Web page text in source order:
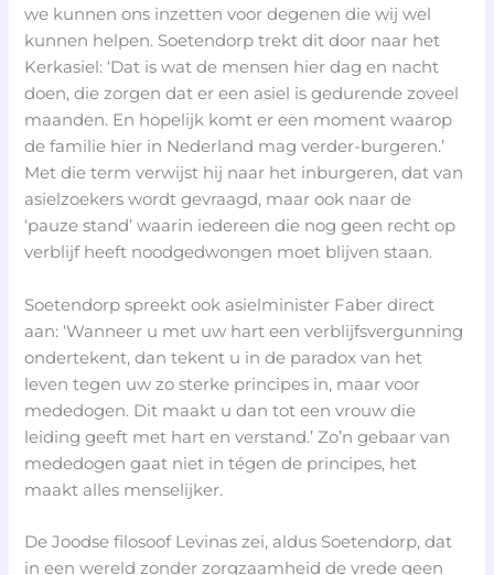
we kunnen ons inzetten voor degenen die wij wel
kunnen helpen. Soetendorp trekt dit door naar het
Kerkasiel: ‘Dat is wat de mensen hier dag en nacht
doen, die zorgen dat er een asiel is gedurende zoveel
maanden. En hopelijk komt er een moment waarop
de familie hier in Nederland mag verder-burgeren.’
Met die term verwijst hij naar het inburgeren, dat van
asielzoekers wordt gevraagd, maar ook naar de
‘pauze stand’ waarin iedereen die nog geen recht op
verblijf heeft noodgedwongen moet blijven staan.
Soetendorp spreekt ook asielminister Faber direct
aan: ‘Wanneer u met uw hart een verblijfsvergunning
ondertekent, dan tekent u in de paradox van het
leven tegen uw zo sterke principes in, maar voor
mededogen. Dit maakt u dan tot een vrouw die
leiding geeft met hart en verstand.’ Zo’n gebaar van
mededogen gaat niet in tégen de principes, het
maakt alles menselijker.
De Joodse filosoof Levinas zei, aldus Soetendorp, dat
in een wereld zonder zorgzaamheid de vrede geen